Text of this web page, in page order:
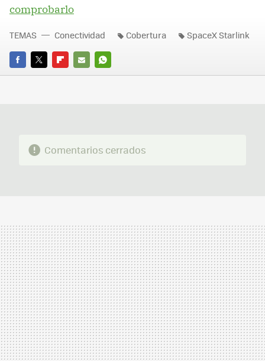
comprobarlo
FACEBOOK
TWITTERFLIPBOARD
E-
WHATSAPP
TEMAS Conectividad Cobertura SpaceX Starlink
Comentarios cerrados